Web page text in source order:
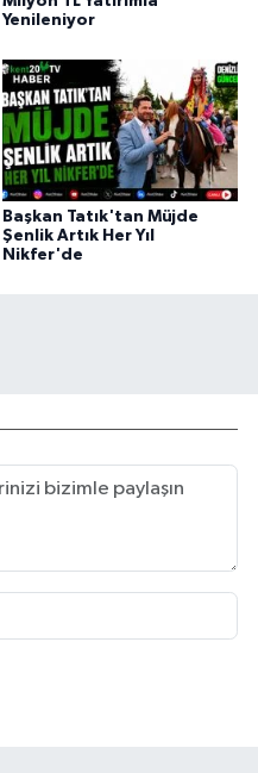
Yenileniyor
Başkan Tatık'tan Müjde
Şenlik Artık Her Yıl
Nikfer'de